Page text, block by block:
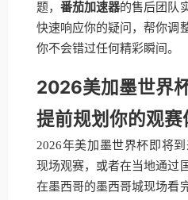
题，番茄加速器的售后团队
快速响应你的疑问，帮你调
你不会错过任何精彩瞬间。
2026美加墨世界
提前规划你的观赛
2026年美加墨世界杯即将
现场观赛，或者在当地通过
在墨西哥的墨西哥城现场看